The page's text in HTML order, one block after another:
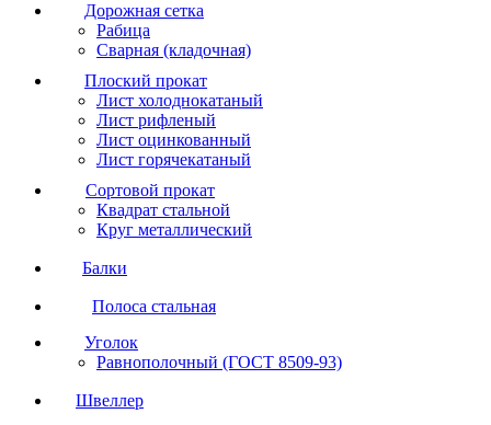
Дорожная сетка
Рабица
Сварная (кладочная)
Плоский прокат
Лист холоднокатаный
Лист рифленый
Лист оцинкованный
Лист горячекатаный
Сортовой прокат
Квадрат стальной
Круг металлический
Балки
Полоса стальная
Уголок
Равнополочный (ГОСТ 8509-93)
Швеллер